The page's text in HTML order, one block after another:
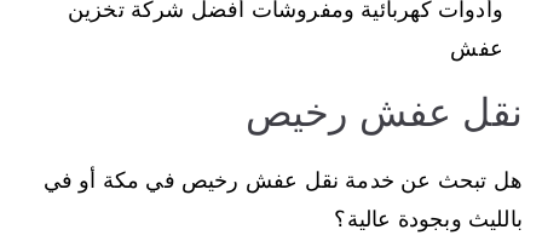
وأدوات كهربائية ومفروشات أفضل شركة تخزين
عفش
نقل عفش رخيص
هل تبحث عن خدمة نقل عفش رخيص في مكة أو في
بالليث وبجودة عالية؟